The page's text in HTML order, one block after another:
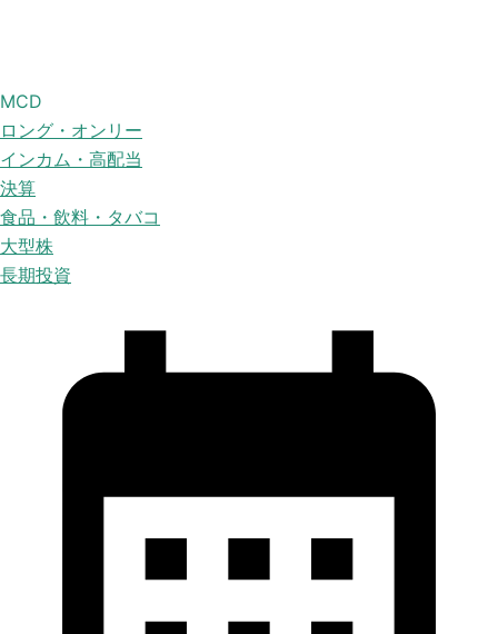
MCD
ロング・オンリー
インカム・高配当
決算
食品・飲料・タバコ
大型株
長期投資